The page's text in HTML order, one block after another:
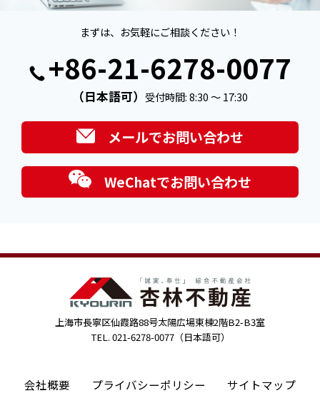
まずは、お気軽にご相談ください！
+86-21-6278-0077
（日本語可） 受付時間: 8:30 ～ 17:30
メールでお問い合わせ
WeChatでお問い合わせ
上海市長寧区仙霞路88号太陽広場東棟2階B2-B3室
TEL. 021-6278-0077（日本語可）
会社概要 プライバシーポリシー サイトマップ